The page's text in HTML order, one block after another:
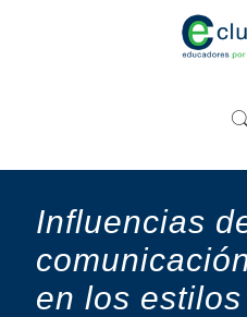
Influencias
en los estilos